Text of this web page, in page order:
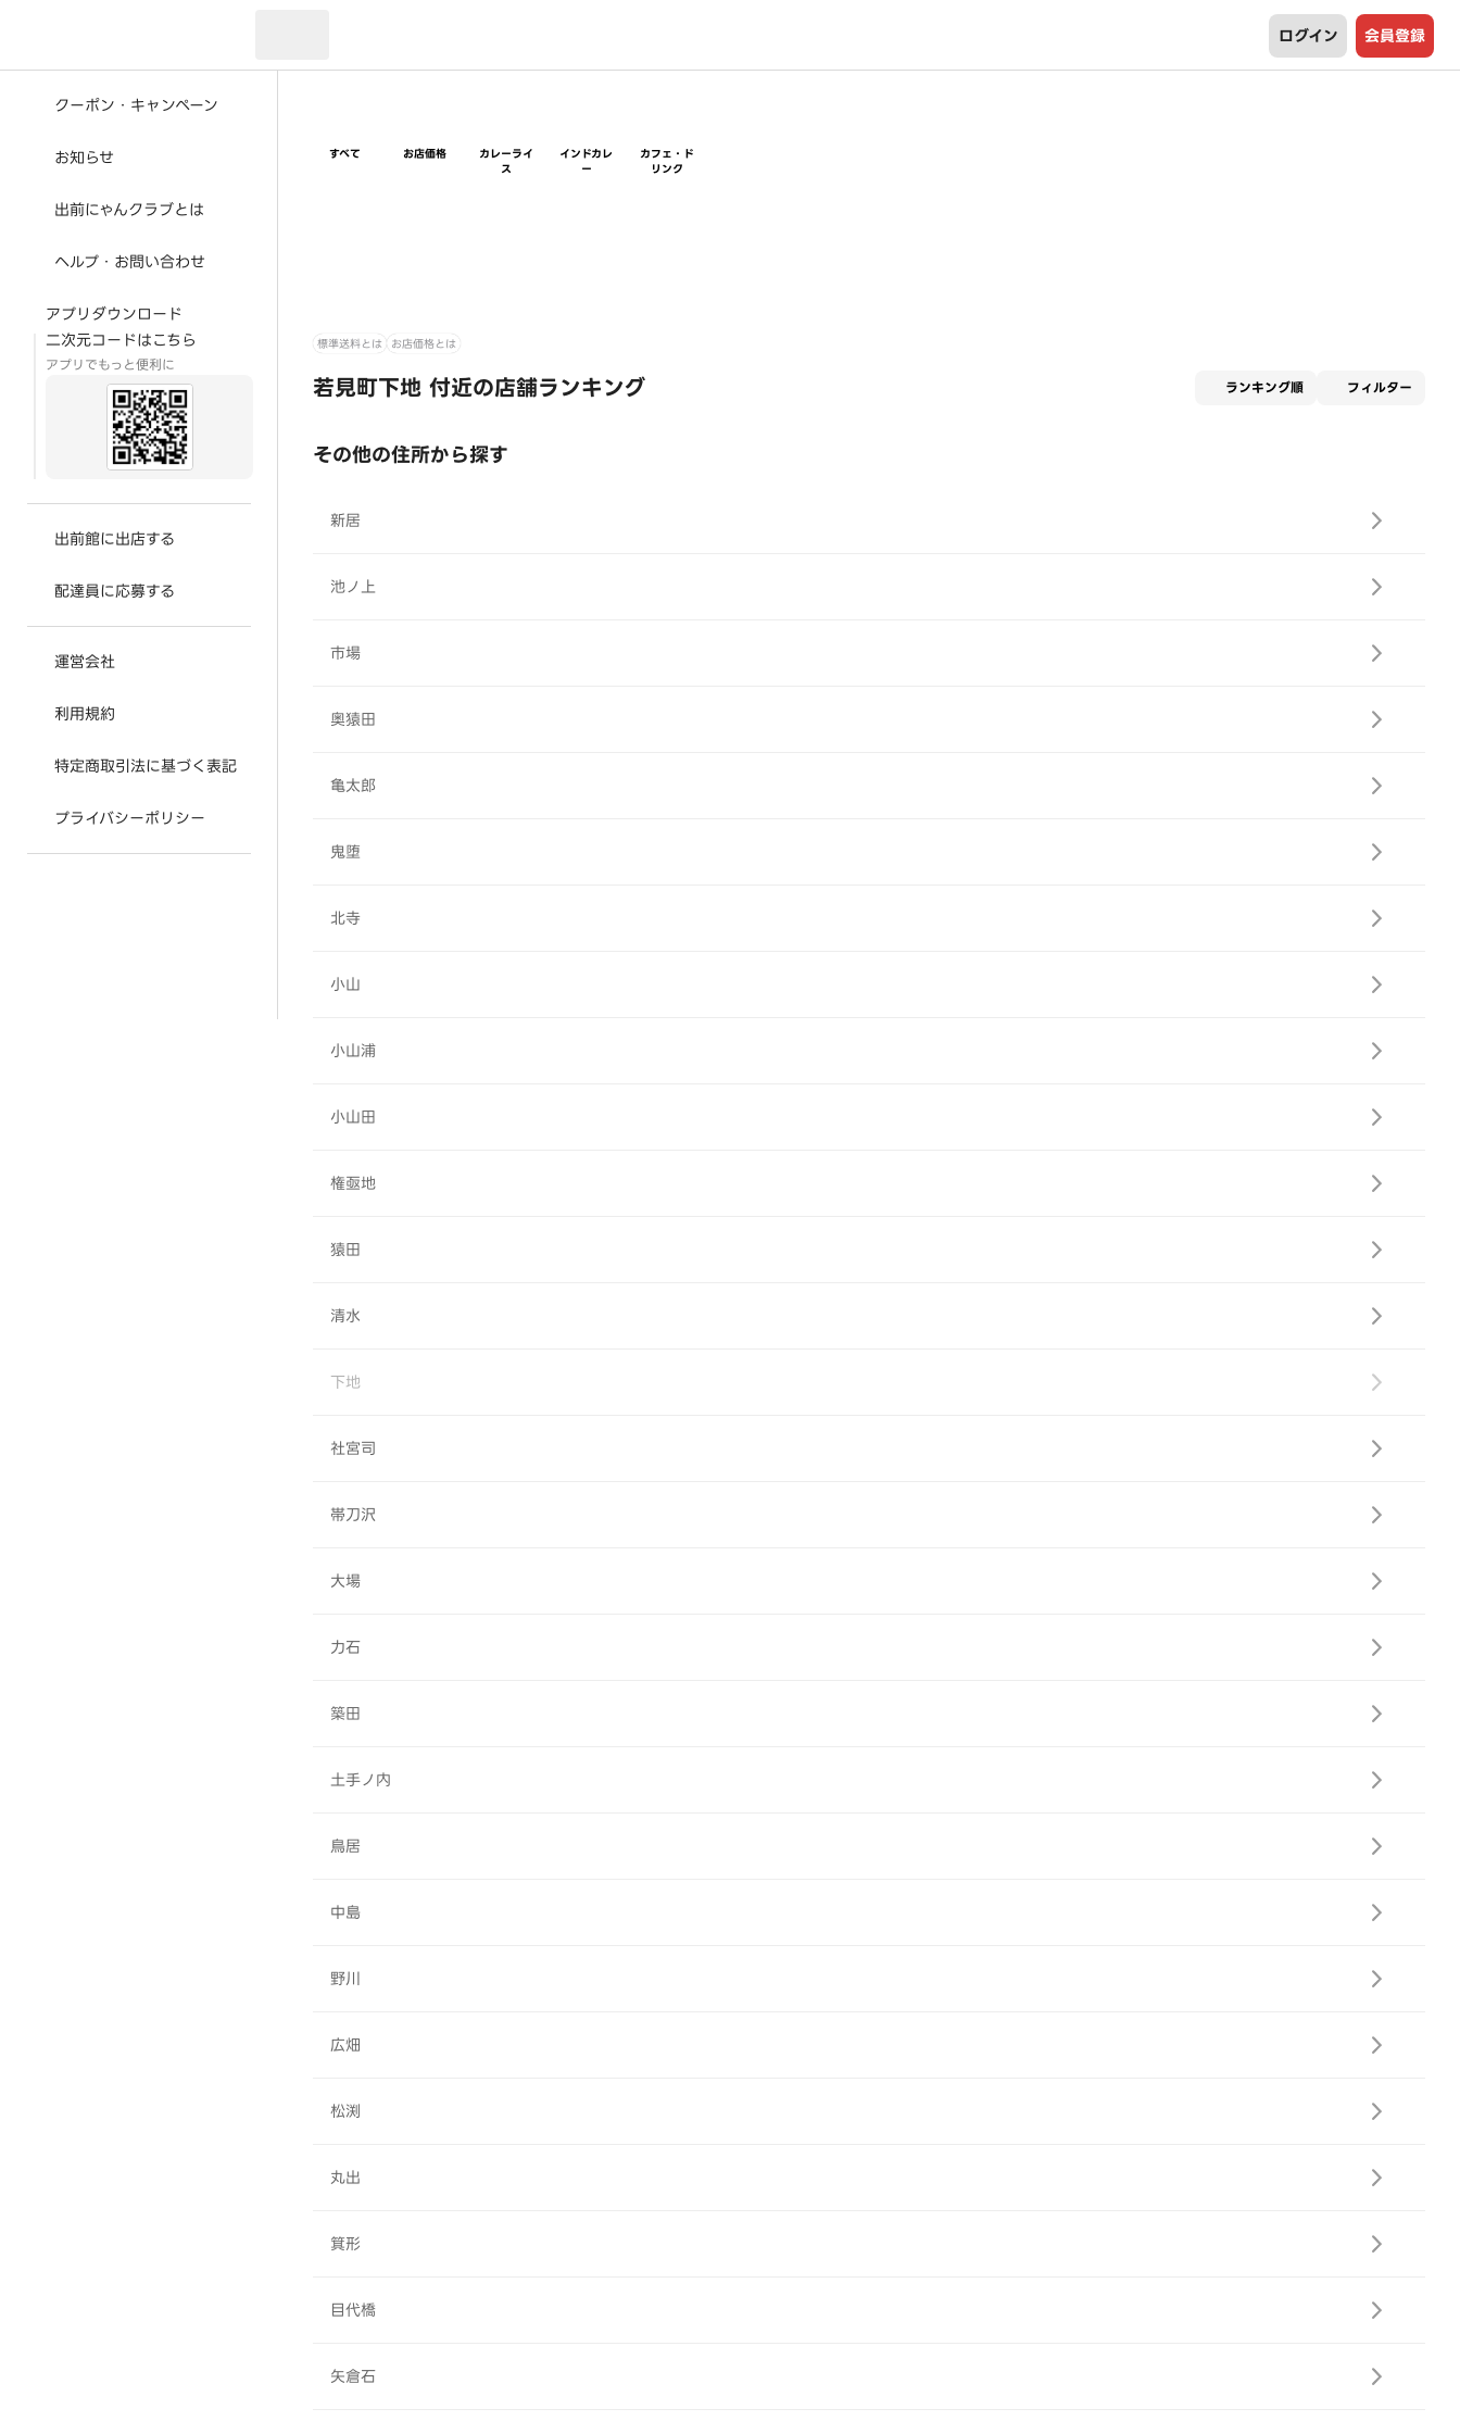
ログイン 会員登録
クーポン・キャンペーン
お知らせ
出前にゃんクラブとは
ヘルプ・お問い合わせ
アプリダウンロード
二次元コードはこちら
アプリでもっと便利に
出前館に出店する
配達員に応募する
運営会社
利用規約
特定商取引法に基づく表記
プライバシーポリシー
すべて お店価格
カレーライ
ス
インドカレ
ー
カフェ・ド
リンク
標準送料とは お店価格とは
若見町下地 付近の店舗ランキング ランキング順 フィルター
その他の住所から探す
新居
池ノ上
市場
奥猿田
亀太郎
鬼堕
北寺
小山
小山浦
小山田
権亟地
猿田
清水
下地
社宮司
帯刀沢
大場
力石
築田
土手ノ内
鳥居
中島
野川
広畑
松渕
丸出
箕形
目代橋
矢倉石